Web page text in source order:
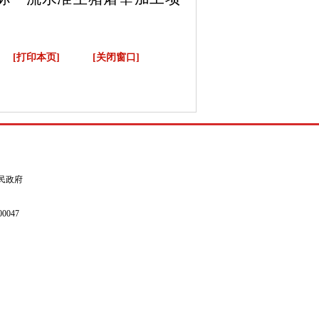
[打印本页] [关闭窗口]
政府